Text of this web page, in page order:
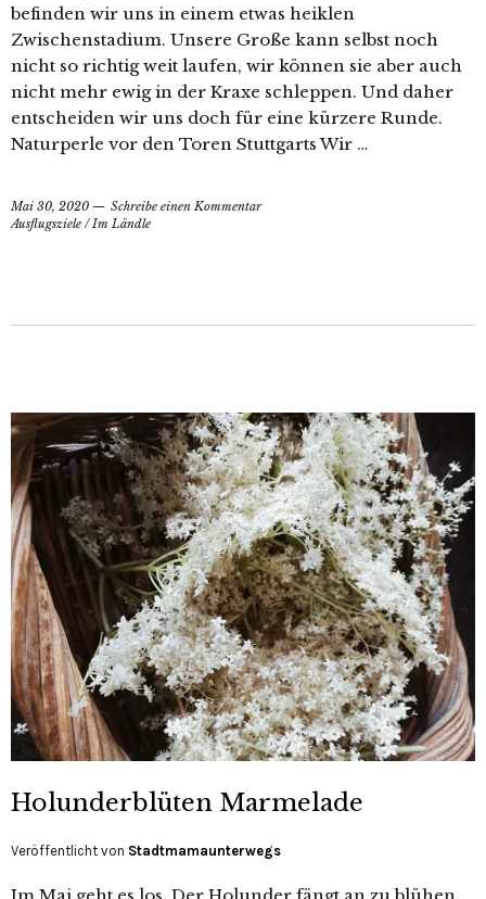
befinden wir uns in einem etwas heiklen
Zwischenstadium. Unsere Große kann selbst noch
nicht so richtig weit laufen, wir können sie aber auch
nicht mehr ewig in der Kraxe schleppen. Und daher
entscheiden wir uns doch für eine kürzere Runde.
Naturperle vor den Toren Stuttgarts Wir …
Mai 30, 2020
Schreibe einen Kommentar
Ausflugsziele /Im Ländle
Holunderblüten Marmelade
Veröffentlicht von Stadtmamaunterwegs